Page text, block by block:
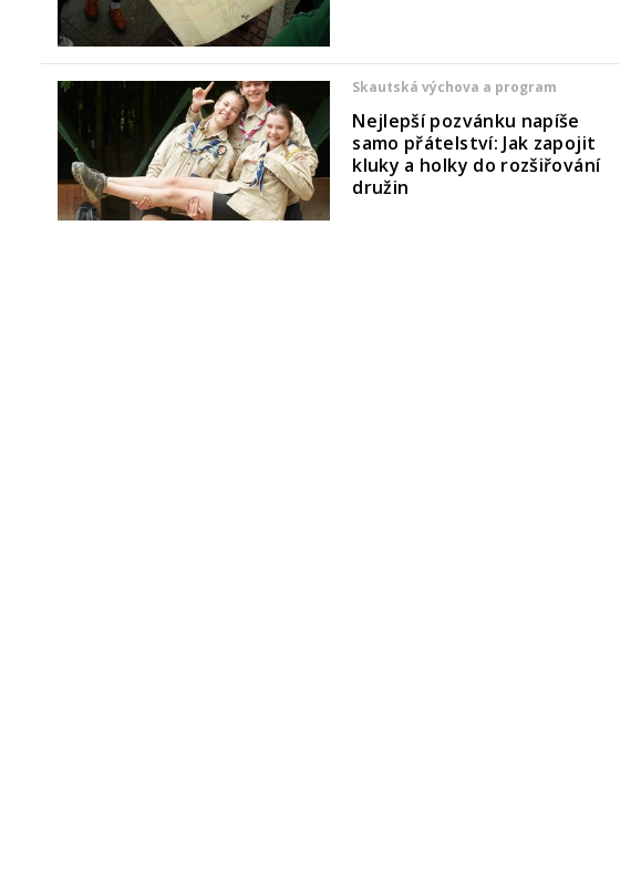
Skautská výchova a program
Nejlepší pozvánku napíše
samo přátelství: Jak zapojit
kluky a holky do rozšiřování
družin